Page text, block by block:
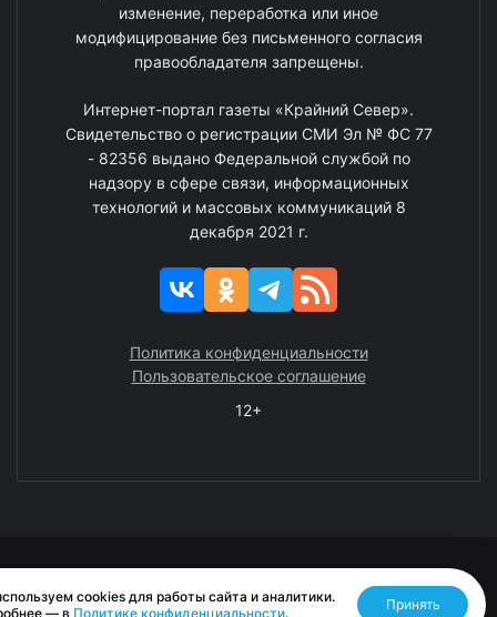
изменение, переработка или иное
модифицирование без письменного согласия
правообладателя запрещены.
Интернет-портал газеты «Крайний Север».
Свидетельство о регистрации СМИ Эл № ФС 77
- 82356 выдано Федеральной службой по
надзору в сфере связи, информационных
технологий и массовых коммуникаций 8
декабря 2021 г.
Политика конфиденциальности
Пользовательское соглашение
12+
Разработано RASA
cookies для работы сайта и аналитики.
— в Политике конфиденциальности.
Принять